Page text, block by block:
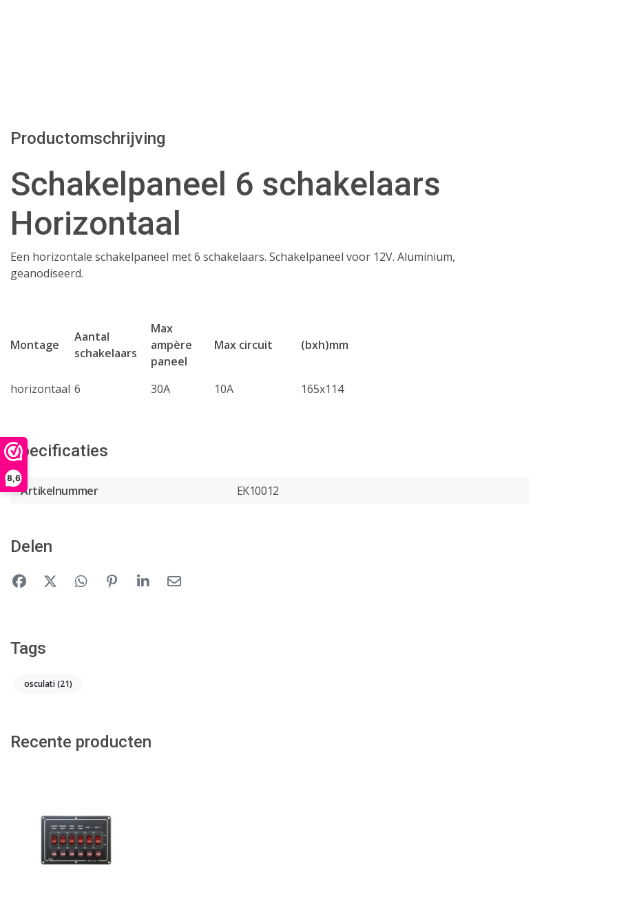
8,6
Productomschrijving
Schakelpaneel 6 schakelaars
Horizontaal
Een horizontale schakelpaneel met 6 schakelaars. Schakelpaneel voor 12V. Aluminium,
geanodiseerd.
Montage
Aantal
schakelaars
Max
ampère
paneel
Max circuit (bxh)mm
horizontaal 6 30A 10A 165x114
Specificaties
Artikelnummer EK10012
Delen
Tags
osculati(21)
Recente producten